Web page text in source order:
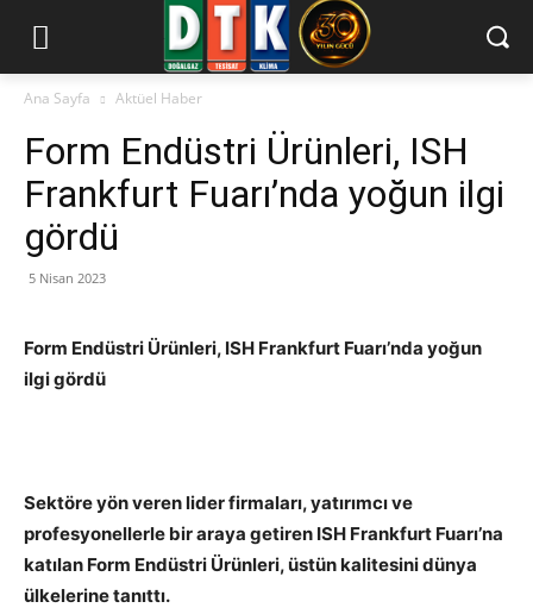
Ana Sayfa Aktüel Haber
Form Endüstri Ürünleri, ISH
Frankfurt Fuarı’nda yoğun ilgi
gördü
5 Nisan 2023
Form Endüstri Ürünleri, ISH Frankfurt Fuarı’nda yoğun
ilgi gördü
Sektöre yön veren lider firmaları, yatırımcı ve
profesyonellerle bir araya getiren ISH Frankfurt Fuarı’na
katılan Form Endüstri Ürünleri, üstün kalitesini dünya
ülkelerine tanıttı.